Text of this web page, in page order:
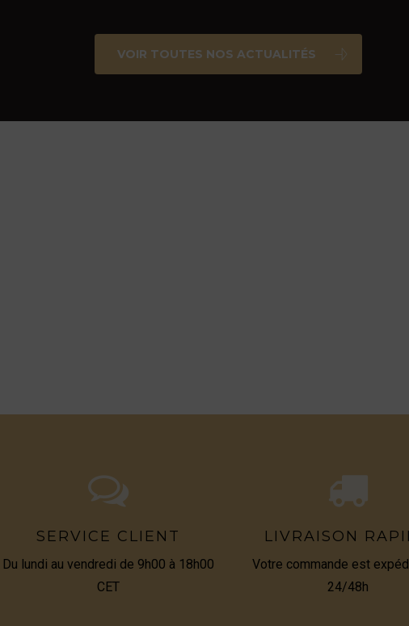
VOIR TOUTES NOS ACTUALITÉS
SERVICE CLIENT
Du lundi au vendredi de 9h00 à 18h00
CET
LIVRAISON
Votre commande est
24/48h